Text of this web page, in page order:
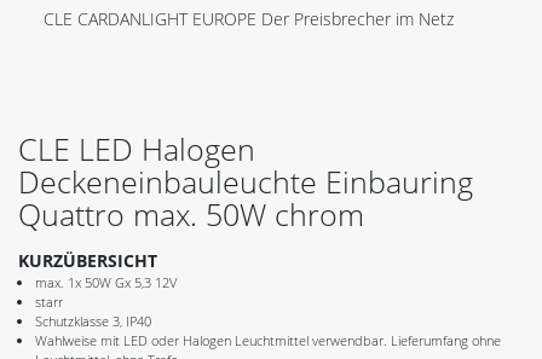
CLE CARDANLIGHT EUROPE Der Preisbrecher im Netz
CLE LED Halogen
Deckeneinbauleuchte Einbauring
Quattro max. 50W chrom
KURZÜBERSICHT
max. 1x 50W Gx 5,3 12V
starr
Schutzklasse 3, IP40
Wahlweise mit LED oder Halogen Leuchtmittel verwendbar. Lieferumfang ohne